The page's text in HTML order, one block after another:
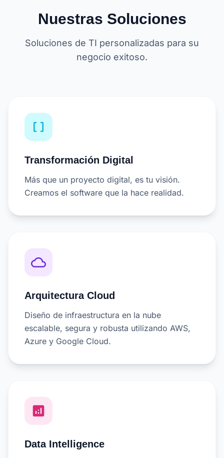
Nuestras Soluciones
Soluciones de TI personalizadas para su
negocio exitoso.
data_array
Transformación Digital
Más que un proyecto digital, es tu visión.
Creamos el software que la hace realidad.
cloud_queue
Arquitectura Cloud
Diseño de infraestructura en la nube
escalable, segura y robusta utilizando AWS,
Azure y Google Cloud.
analytics
Data Intelligence